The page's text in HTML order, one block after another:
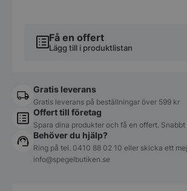
Få en offert
Lägg till i produktlistan
Gratis leverans
Gratis leverans på beställningar över 599 kr
Offert till företag
Spara dina produkter och få en offert. Snabbt
Behöver du hjälp?
Ring på tel. 0410 88 02 10 eller skicka ett
info@spegelbutiken.se